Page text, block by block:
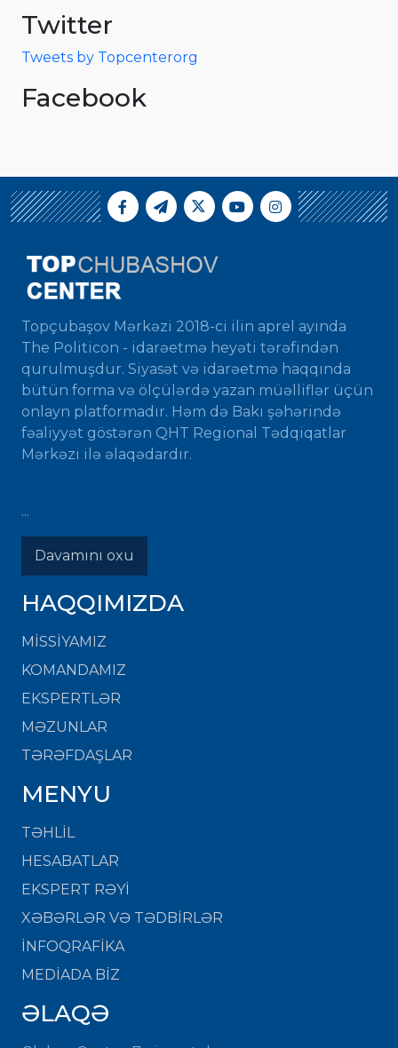
Twitter
Tweets by Topcenterorg
Facebook
Topçubaşov Mərkəzi 2018-ci ilin aprel ayında
The Politicon - idarəetmə heyəti tərəfindən
qurulmuşdur. Siyasət və idarəetmə haqqında
bütün forma və ölçülərdə yazan müəlliflər üçün
onlayn platformadır. Həm də Bakı şəhərində
fəaliyyət göstərən QHT Regional Tədqiqatlar
Mərkəzi ilə əlaqədardır.
...
Davamını oxu
HAQQIMIZDA
MISSIYAMIZ
KOMANDAMIZ
EKSPERTLƏR
MƏZUNLAR
TƏRƏFDAŞLAR
MENYU
TƏHLİL
HESABATLAR
EKSPERT RƏYİ
XƏBƏRLƏR VƏ TƏDBİRLƏR
İNFOQRAFİKA
MEDİADA BİZ
ƏLAQƏ